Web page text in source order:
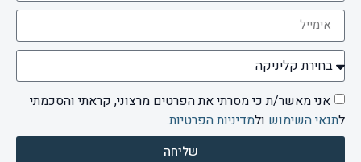
אני מאשר/ת כי מסרתי את הפרטים מרצוני, קראתי והסכמתי
לתנאי השימוש ולמדיניות הפרטיות.
שליחה